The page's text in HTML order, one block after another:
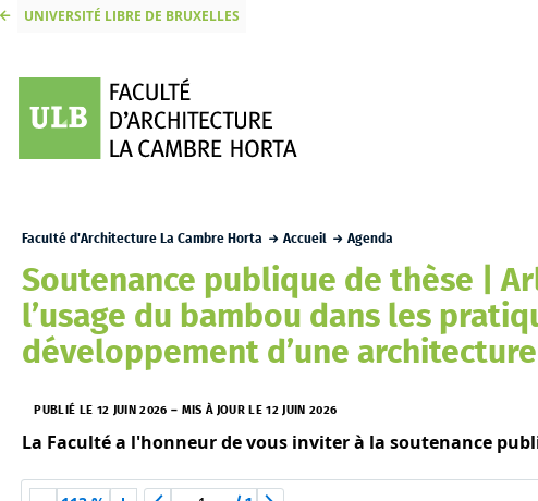
UNIVERSITÉ LIBRE DE BRUXELLES
Faculté d'Architecture La Cambre Horta Accueil Agenda
Soutenance publique de thèse |
l’usage du bambou dans les
développement d’une
PUBLIÉ LE 12 JUIN 2026 – MIS À JOUR LE 12 JUIN 2026
La Faculté a l'honneur de vous inviter à la soutenance